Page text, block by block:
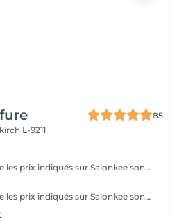
85
L-9211
Veuillez prendre note que les prix indiqués sur Salonkee sont communiqués à titre informatif et s'entendent de base. Ces derniers sont susceptibles de varier selon le diagnostic réalisé à votre arrivée au salon et l'expertise du professionnel à qui vous confiez votre beauté. Dans tous les cas, un devis précis vous sera proposé et toutes réalisations de prestations seront effectuées avec votre accord. Un grand merci d'avance pour votre compréhension. Au plaisir de vous recevoir très vite.
Veuillez prendre note que les prix indiqués sur Salonkee sont communiqués à titre informatif et s'entendent de base. Ces derniers sont susceptibles de varier selon le diagnostic réalisé à votre arrivée au salon et l'expertise du professionnel à qui vous confiez votre beauté. Dans tous les cas, un devis précis vous sera proposé et toutes réalisations de prestations seront effectuées avec votre accord. Un grand merci d'avance pour votre compréhension. Au plaisir de vous recevoir très vite.